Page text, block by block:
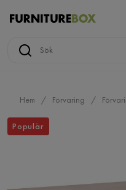
Hem Förvaring
Populär